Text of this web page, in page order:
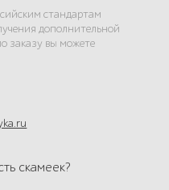
стандартам
дополнительной
заказу вы можете
скамеек?